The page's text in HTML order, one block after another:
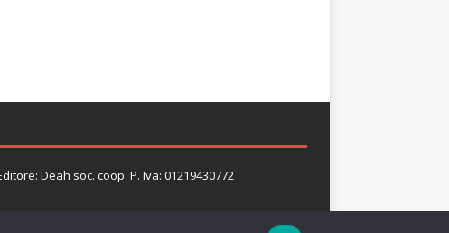
Deah soc. coop. P. Iva: 01219430772